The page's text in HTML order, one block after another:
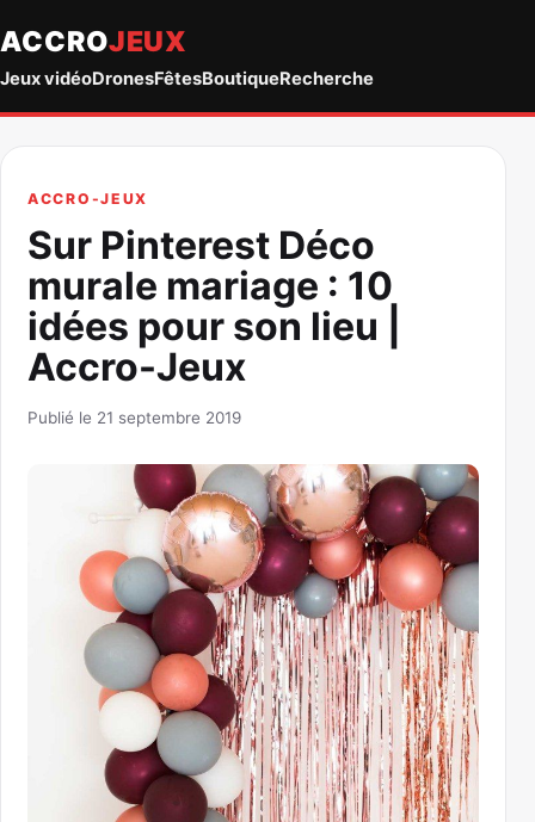
ACCROJEUX
Jeux vidéoDronesFêtesBoutiqueRecherche
ACCRO-JEUX
Sur Pinterest Déco
murale mariage : 10
idées pour son lieu |
Accro-Jeux
Publié le 21 septembre 2019